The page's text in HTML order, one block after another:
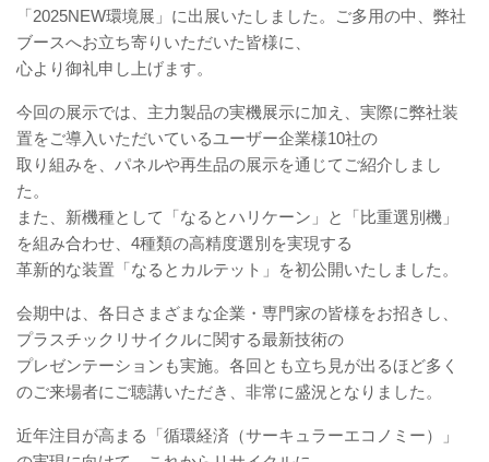
「2025NEW環境展」に出展いたしました。ご多用の中、弊社
ブースへお立ち寄りいただいた皆様に、
心より御礼申し上げます。
今回の展示では、主力製品の実機展示に加え、実際に弊社装
置をご導入いただいているユーザー企業様10社の
取り組みを、パネルや再生品の展示を通じてご紹介しまし
た。
また、新機種として「なるとハリケーン」と「比重選別機」
を組み合わせ、4種類の高精度選別を実現する
革新的な装置「なるとカルテット」を初公開いたしました。
会期中は、各日さまざまな企業・専門家の皆様をお招きし、
プラスチックリサイクルに関する最新技術の
プレゼンテーションも実施。各回とも立ち見が出るほど多く
のご来場者にご聴講いただき、非常に盛況となりました。
近年注目が高まる「循環経済（サーキュラーエコノミー）」